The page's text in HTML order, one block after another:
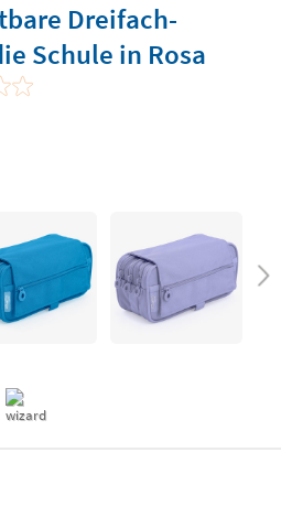
Dreifach-
Schule in Rosa